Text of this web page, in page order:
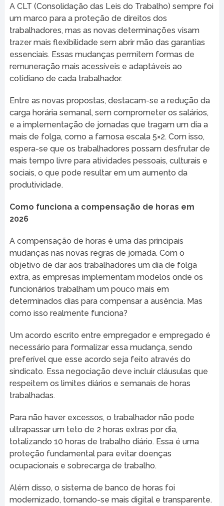
A CLT (Consolidação das Leis do Trabalho) sempre foi
um marco para a proteção de direitos dos
trabalhadores, mas as novas determinações visam
trazer mais flexibilidade sem abrir mão das garantias
essenciais. Essas mudanças permitem formas de
remuneração mais acessíveis e adaptáveis ao
cotidiano de cada trabalhador.
Entre as novas propostas, destacam-se a redução da
carga horária semanal, sem comprometer os salários,
e a implementação de jornadas que tragam um dia a
mais de folga, como a famosa escala 5×2. Com isso,
espera-se que os trabalhadores possam desfrutar de
mais tempo livre para atividades pessoais, culturais e
sociais, o que pode resultar em um aumento da
produtividade.
Como funciona a compensação de horas em
2026
A compensação de horas é uma das principais
mudanças nas novas regras de jornada. Com o
objetivo de dar aos trabalhadores um dia de folga
extra, as empresas implementam modelos onde os
funcionários trabalham um pouco mais em
determinados dias para compensar a ausência. Mas
como isso realmente funciona?
Um acordo escrito entre empregador e empregado é
necessário para formalizar essa mudança, sendo
preferível que esse acordo seja feito através do
sindicato. Essa negociação deve incluir cláusulas que
respeitem os limites diários e semanais de horas
trabalhadas.
Para não haver excessos, o trabalhador não pode
ultrapassar um teto de 2 horas extras por dia,
totalizando 10 horas de trabalho diário. Essa é uma
proteção fundamental para evitar doenças
ocupacionais e sobrecarga de trabalho.
Além disso, o sistema de banco de horas foi
modernizado, tornando-se mais digital e transparente.